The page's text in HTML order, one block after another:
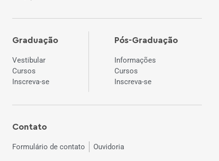
Graduação
Vestibular
Cursos
Inscreva-se
Pós-Graduação
Informações
Cursos
Inscreva-se
Contato
Formulário de contato Ouvidoria